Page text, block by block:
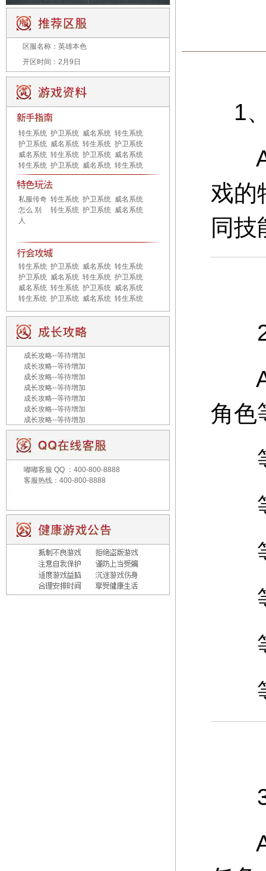
区服名称： 英雄本色
开区时间： 2月9日
转生系统 护卫系统 威名系统 转生系统
护卫系统 威名系统 转生系统 护卫系统
威名系统 转生系统 护卫系统 威名系统
转生系统 护卫系统 威名系统 转生系统
私服传奇
怎么 别
人
转生系统 护卫系统 威名系统
转生系统 护卫系统 威名系统
转生系统 护卫系统 威名系统 转生系统
护卫系统 威名系统 转生系统 护卫系统
威名系统 转生系统 护卫系统 威名系统
转生系统 护卫系统 威名系统 转生系统
成长攻略--等待增加
成长攻略--等待增加
成长攻略--等待增加
成长攻略--等待增加
成长攻略--等待增加
成长攻略--等待增加
成长攻略--等待增加
嘟嘟客服 QQ ：400-800-8888
客服热线：400-800-8888
1
A
戏的
同技
2
A
角色
等
等
等
等
等
等
3
A